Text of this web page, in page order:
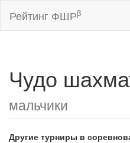
Рейтинг ФШРβ
Чудо
мальчики
Другие турниры в